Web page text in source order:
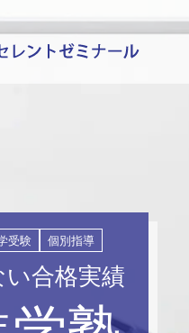
受験 個別指導
合格実績